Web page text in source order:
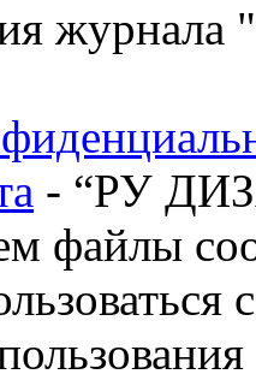
журнала
- “РУ
файлы